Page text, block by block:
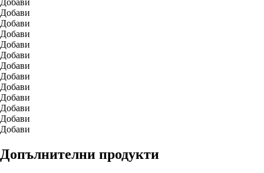
Добави
Добави
Добави
Добави
Добави
Добави
Добави
Добави
Добави
Добави
Добави
Добави
Добави
Допълнителни продукти